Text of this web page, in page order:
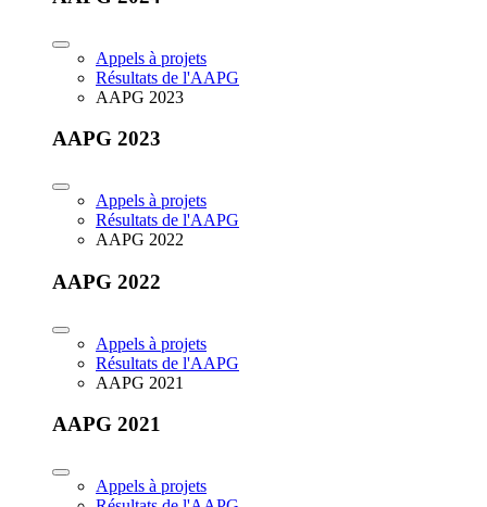
Appels à projets
Résultats de l'AAPG
AAPG 2023
AAPG 2023
Appels à projets
Résultats de l'AAPG
AAPG 2022
AAPG 2022
Appels à projets
Résultats de l'AAPG
AAPG 2021
AAPG 2021
Appels à projets